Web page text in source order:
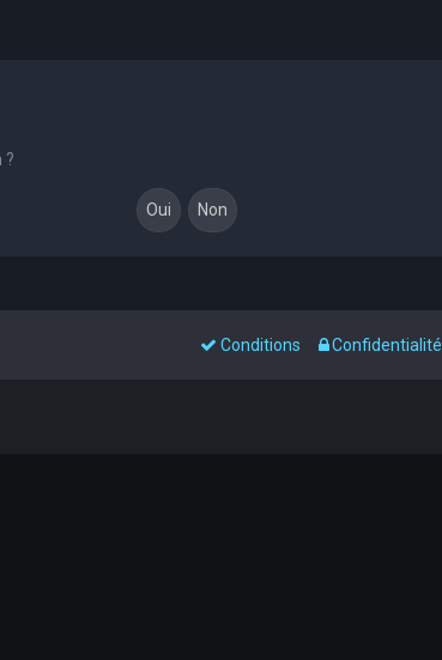
?
Confidentialité
Conditions